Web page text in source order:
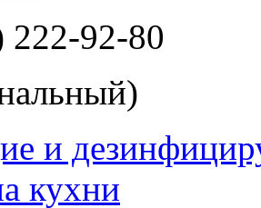
222-92-80
и
кухни